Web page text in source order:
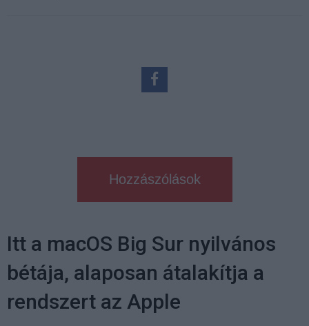
Hozzászólások
Itt a macOS Big Sur nyilvános
bétája, alaposan átalakítja a
rendszert az Apple